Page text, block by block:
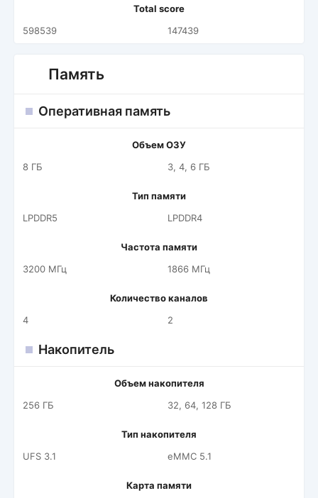
Total score
598539
147439
Память
Оперативная память
Объем ОЗУ
8 ГБ
3, 4, 6 ГБ
Тип памяти
LPDDR5
LPDDR4
Частота памяти
3200 МГц
1866 МГц
Количество каналов
4
2
Накопитель
Объем накопителя
256 ГБ
32, 64, 128 ГБ
Тип накопителя
UFS 3.1
eMMC 5.1
Карта памяти